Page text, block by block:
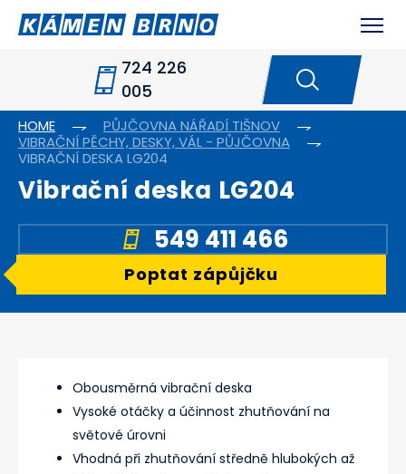
724 226
005
HOME
PŮJČOVNA NÁŘADÍ TIŠNOV
VIBRAČNÍ PĚCHY, DESKY, VÁL - PŮJČOVNA
VIBRAČNÍ DESKA LG204
Vibrační deska LG204
549 411 466
Poptat zápůjčku
Obousměrná vibrační deska
Vysoké otáčky a účinnost zhutňování na
světové úrovni
Vhodná při zhutňování středně hlubokých až